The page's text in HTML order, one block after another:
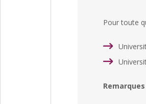
Pour toute
Remarques